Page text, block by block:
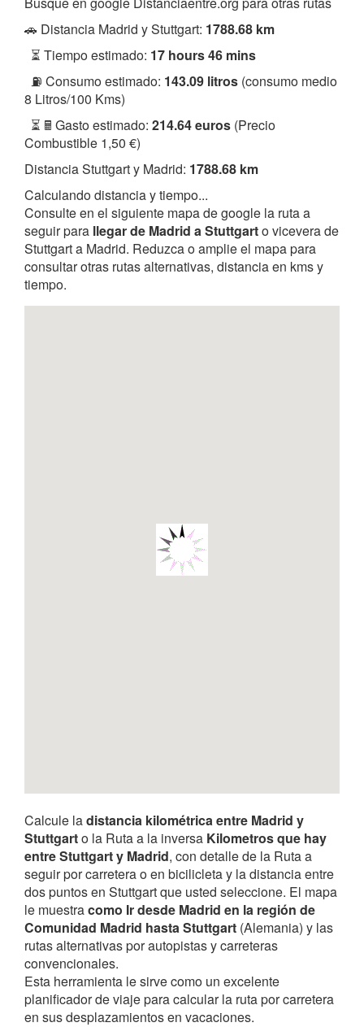
🚗 Distancia Madrid y Stuttgart: 1788.68 km
⏳ Tiempo estimado: 17 hours 46 mins
⛽ Consumo estimado: 143.09 litros (consumo medio
8 Litros/100 Kms)
⏳ 🖩 Gasto estimado: 214.64 euros (Precio
Combustible 1,50 €)
Distancia Stuttgart y Madrid: 1788.68 km
Calculando distancia y tiempo...
Consulte en el siguiente mapa de google la ruta a
seguir para llegar de Madrid a Stuttgarto vicevera de
Stuttgart a Madrid. Reduzca o amplie el mapa para
consultar otras rutas alternativas, distancia en kms y
tiempo.
Calcule ladistancia kilométrica entre Madrid y
Stuttgarto la Ruta a la inversa Kilometros que hay
entre Stuttgart y Madrid, con detalle de la Ruta a
seguir por carretera o en bicilicleta y la distancia entre
dos puntos en Stuttgart que usted seleccione. El mapa
le muestracomo Ir desde Madrid en la región de
Comunidad Madrid hasta Stuttgart (Alemania) y las
rutas alternativas por autopistas y carreteras
convencionales.
Esta herramienta le sirve como un excelente
planificador de viaje para calcular la ruta por carretera
en sus desplazamientos en vacaciones.